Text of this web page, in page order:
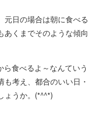
元日の場合は朝に食べる
あくまでそのような傾向
食べるよ～なんていう
考え、都合のいい日・
ょうか。(*^^*)